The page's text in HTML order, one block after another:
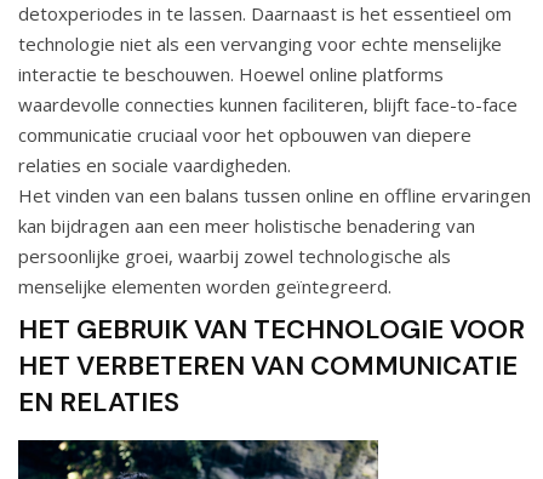
detoxperiodes in te lassen. Daarnaast is het essentieel om
technologie niet als een vervanging voor echte menselijke
interactie te beschouwen. Hoewel online platforms
waardevolle connecties kunnen faciliteren, blijft face-to-face
communicatie cruciaal voor het opbouwen van diepere
relaties en sociale vaardigheden.
Het vinden van een balans tussen online en offline ervaringen
kan bijdragen aan een meer holistische benadering van
persoonlijke groei, waarbij zowel technologische als
menselijke elementen worden geïntegreerd.
HET GEBRUIK VAN TECHNOLOGIE VOOR
HET VERBETEREN VAN COMMUNICATIE
EN RELATIES